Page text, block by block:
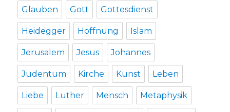
Glauben Gott Gottesdienst
Heidegger Hoffnung Islam
Jerusalem Jesus Johannes
Judentum Kirche Kunst Leben
Liebe Luther Mensch Metaphysik